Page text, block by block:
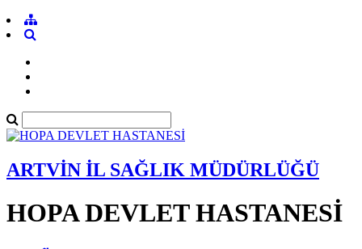
ARTVİN İL SAĞLIK MÜDÜRLÜĞÜ
HOPA DEVLET HASTANESİ